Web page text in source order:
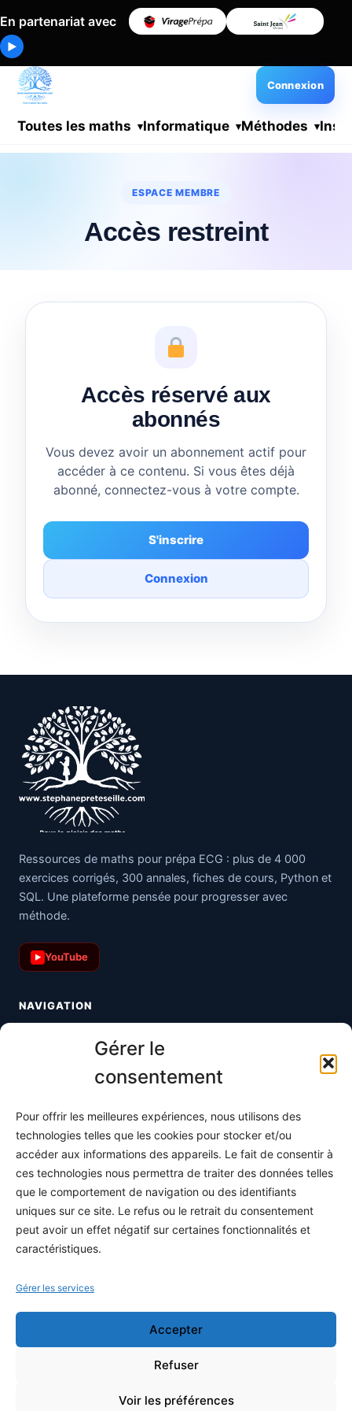
Gérer le
consentement
Pour offrir les meilleures expériences, nous utilisons des
technologies telles que les cookies pour stocker et/ou
accéder aux informations des appareils. Le fait de consentir à
ces technologies nous permettra de traiter des données telles
que le comportement de navigation ou des identifiants
uniques sur ce site. Le refus ou le retrait du consentement
peut avoir un effet négatif sur certaines fonctionnalités et
caractéristiques.
Gérer les services
Accepter
Refuser
Voir les préférences
En partenariat avec
▶
Toutes les maths Informatique Méthodes
Connexion
ESPACE MEMBRE
Accès restreint
Accès réservé aux
abonnés
Vous devez avoir un abonnement actif pour
accéder à ce contenu. Si vous êtes déjà
abonné, connectez-vous à votre compte.
S'inscrire
Connexion
Ressources de maths pour prépa ECG : plus de 4 000
exercices corrigés, 300 annales, fiches de cours, Python et
SQL. Une plateforme pensée pour progresser avec
méthode.
▶ YouTube
NAVIGATION
Toutes les maths
S'abonner
À propos
Contact / Support
Mes publications
INFORMATIONS LÉGALES
Conditions générales de vente